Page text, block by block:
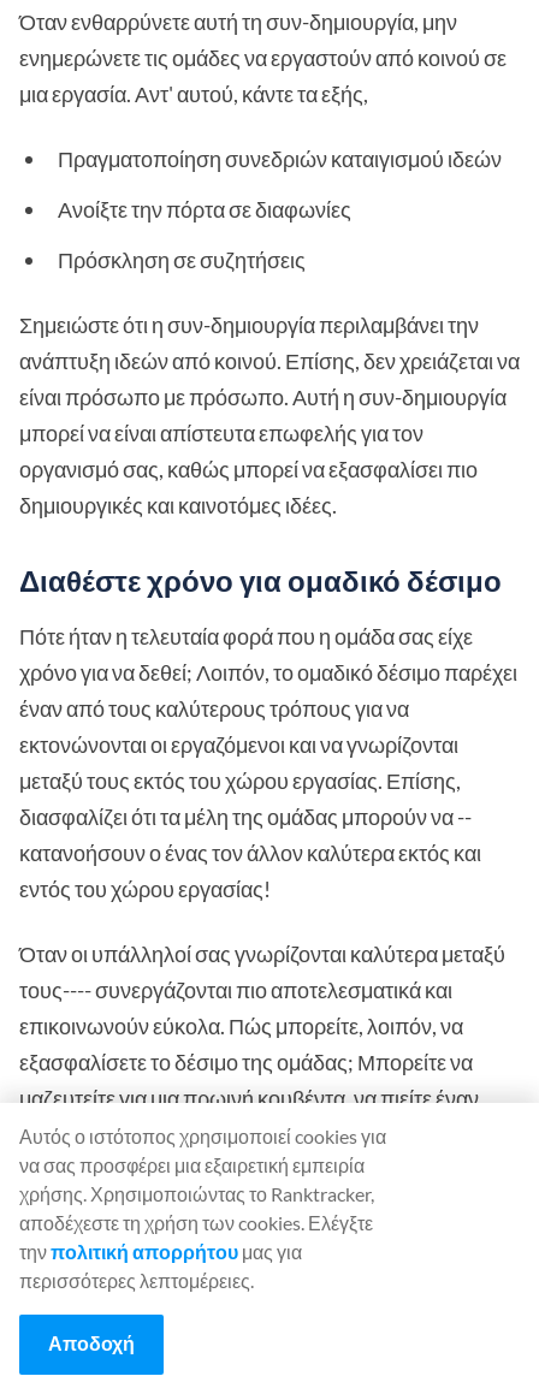
Όταν ενθαρρύνετε αυτή τη συν-δημιουργία, μην
ενημερώνετε τις ομάδες να εργαστούν από κοινού σε
μια εργασία. Αντ' αυτού, κάντε τα εξής,
Πραγματοποίηση συνεδριών καταιγισμού ιδεών
Ανοίξτε την πόρτα σε διαφωνίες
Πρόσκληση σε συζητήσεις
Σημειώστε ότι η συν-δημιουργία περιλαμβάνει την
ανάπτυξη ιδεών από κοινού. Επίσης, δεν χρειάζεται να
είναι πρόσωπο με πρόσωπο. Αυτή η συν-δημιουργία
μπορεί να είναι απίστευτα επωφελής για τον
οργανισμό σας, καθώς μπορεί να εξασφαλίσει πιο
δημιουργικές και καινοτόμες ιδέες.
Διαθέστε χρόνο για ομαδικό δέσιμο
Πότε ήταν η τελευταία φορά που η ομάδα σας είχε
χρόνο για να δεθεί; Λοιπόν, το ομαδικό δέσιμο παρέχει
έναν από τους καλύτερους τρόπους για να
εκτονώνονται οι εργαζόμενοι και να γνωρίζονται
μεταξύ τους εκτός του χώρου εργασίας. Επίσης,
διασφαλίζει ότι τα μέλη της ομάδας μπορούν να --
κατανοήσουν ο ένας τον άλλον καλύτερα εκτός και
εντός του χώρου εργασίας!
Όταν οι υπάλληλοί σας γνωρίζονται καλύτερα μεταξύ
τους---- συνεργάζονται πιο αποτελεσματικά και
επικοινωνούν εύκολα. Πώς μπορείτε, λοιπόν, να
εξασφαλίσετε το δέσιμο της ομάδας; Μπορείτε να
μαζευτείτε για μια πρωινή κουβέντα, να πιείτε έναν
καφέ μαζί, να γευματίσετε μαζί ή ακόμη και να πάτε
ομαδικές διακοπές.
Γιορτάστε και αναγνωρίστε τη
δύναμη κάθε μέλους της ομάδας
Η εστίαση στα δυνατά σημεία των μελών της ομάδας
είναι ζωτικής σημασίας για την
Αυτός ο ιστότοπος χρησιμοποιεί cookies για
να σας προσφέρει μια εξαιρετική εμπειρία
χρήσης. Χρησιμοποιώντας το Ranktracker,
αποδέχεστε τη χρήση των cookies. Ελέγξτε
τηνπολιτική απορρήτου μας για
περισσότερες λεπτομέρειες.
Αποδοχή